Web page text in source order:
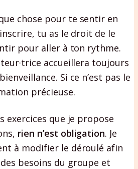
chose pour te sentir en
tu as le droit de le
pour aller à ton rythme.
accueillera toujours
Si ce n’est pas le
précieuse.
exercices que je propose
rien n’est obligation. Je
à modifier le déroulé afin
besoins du groupe et